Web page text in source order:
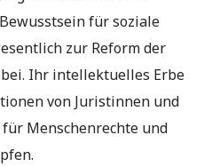
für soziale
zur Reform der
Ihr intellektuelles Erbe
von Juristinnen und
Menschenrechte und